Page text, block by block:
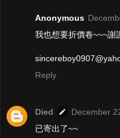
Anonymous
我也想要折價卷~~~謝
Reply
Died
December
已寄出了~~